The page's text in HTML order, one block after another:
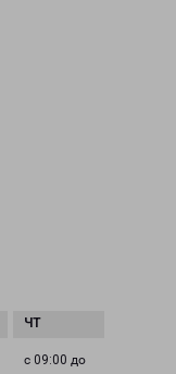
с 09:00 до